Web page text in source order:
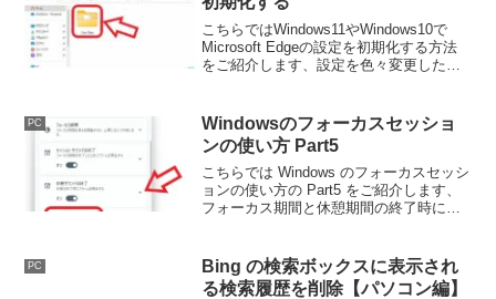
こちらではWindows11やWindows10で
Microsoft Edgeの設定を初期化する方法
をご紹介します、設定を色々変更したけ
試してみて下さい。
PC
Windowsのフォーカスセッショ
ンの使い方 Part5
こちらでは Windows のフォーカスセッシ
ョンの使い方の Part5 をご紹介します、
フォーカス期間と休憩期間の終了時には
の効果音に変更する方法を確認してみた
いと思います。
PC
Bing の検索ボックスに表示され
る検索履歴を削除【パソコン編】